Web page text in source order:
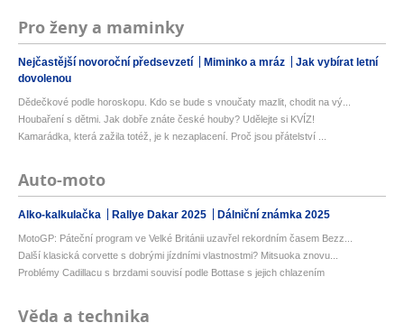
Pro ženy a maminky
Nejčastější novoroční předsevzetí Miminko a mráz
Jak vybírat letní
dovolenou
Dědečkové podle horoskopu. Kdo se bude s vnoučaty mazlit, chodit na vý...
Houbaření s dětmi. Jak dobře znáte české houby? Udělejte si KVÍZ!
Kamarádka, která zažila totéž, je k nezaplacení. Proč jsou přátelství ...
Auto-moto
Alko-kalkulačka Rallye Dakar 2025 Dálniční známka 2025
MotoGP: Páteční program ve Velké Británii uzavřel rekordním časem Bezz...
Další klasická corvette s dobrými jízdními vlastnostmi? Mitsuoka znovu...
Problémy Cadillacu s brzdami souvisí podle Bottase s jejich chlazením
Věda a technika